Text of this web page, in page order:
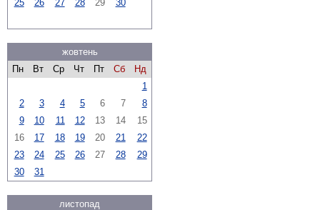
25
26 27 28 29 30
жовтень
Пн
Вт Ср Чт Пт Сб
Нд
1
2
3 4 5 6 7
8
9
10 11 12 13 14
15
16
17 18 19 20 21
22
23
24 25 26 27 28
29
30
31
листопад